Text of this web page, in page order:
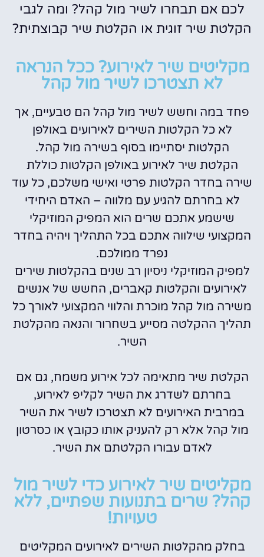
לכם אם תבחרו לשיר מול קהל? ומה לגבי
הקלטת שיר זוגית או הקלטת שיר קבוצתית?
מקליטים שיר לאירוע? ככל הנראה
לא תצטרכו לשיר מול קהל
פחד במה וחשש לשיר מול קהל הם טבעיים, אך
לא כל הקלטות השירים לאירועים באולפן
הקלטות יסתיימו בסוף בשירה מול קהל.
הקלטת שיר לאירוע באולפן הקלטות כוללת
שירה בחדר הקלטות פרטי ואישי משלכם, כל עוד
לא בחרתם להגיע עם מלווה – האדם היחידי
שישמע אתכם שרים הוא המפיק המוזיקלי
המקצועי שילווה אתכם בכל התהליך ויהיה בחדר
נפרד ממולכם.
למפיק המוזיקלי ניסיון רב שנים בהקלטות שירים
לאירועים והקלטות קאברים, החשש של אנשים
משירה מול קהל מוכרת והלווי המקצועי לאורך כל
תהליך ההקלטה מסייע בשחרור והנאה מהקלטת
השיר.
הקלטת שיר מתאימה לכל אירוע משמח, גם אם
בחרתם לשדרג את השיר לקליפ לאירוע,
במרבית האירועים לא תצטרכו לשיר את השיר
מול קהל אלא רק להעניק אותו כקובץ או כסרטון
לאדם עבורו הקלטתם את השיר.
מקליטים שיר לאירוע כדי לשיר מול
קהל? שרים בתנועות שפתיים, ללא
טעויות!
בחלק מהקלטות השירים לאירועים המקליטים